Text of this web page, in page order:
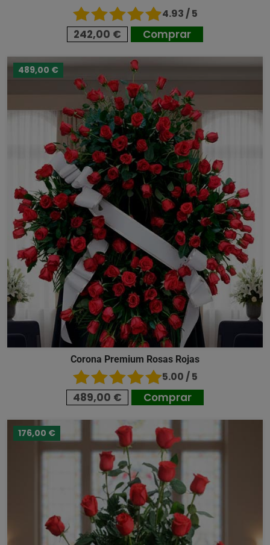
4.93 / 5
242,00 € Comprar
489,00 €
Corona Premium Rosas Rojas
5.00 / 5
489,00 € Comprar
176,00 €